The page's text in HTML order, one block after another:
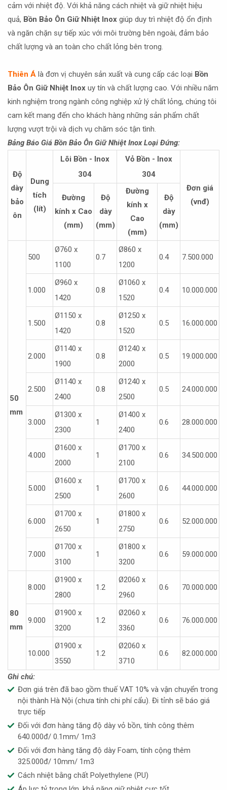
cảm với nhiệt độ. Với khả năng cách nhiệt và giữ nhiệt hiệu
quả, Bồn Bảo Ôn Giữ Nhiệt Inox giúp duy trì nhiệt độ ổn định
và ngăn chặn sự tiếp xúc với môi trường bên ngoài, đảm bảo
chất lượng và an toàn cho chất lỏng bên trong.
Thiên Á là đơn vị chuyên sản xuất và cung cấp các loại Bồn
Bảo Ôn Giữ Nhiệt Inox uy tín và chất lượng cao. Với nhiều năm
kinh nghiệm trong ngành công nghiệp xử lý chất lỏng, chúng tôi
cam kết mang đến cho khách hàng những sản phẩm chất
lượng vượt trội và dịch vụ chăm sóc tận tình.
Bảng Báo Giá Bồn Bảo Ôn Giữ Nhiệt Inox Loại Đứng:
Độ
dày
bảo
ôn
Dung
tích
(lít)
Lõi Bồn - Inox
304
Vỏ Bồn - Inox
304
Đơn giá
(vnđ)
Đường
kính x Cao
(mm)
Độ
dày
(mm)
Đường
kính x
Cao
(mm)
Độ
dày
(mm)
50
mm
500
Ø760 x
1100
0.7
Ø860 x
1200
0.4 7.500.000
1.000
Ø960 x
1420
0.8
Ø1060 x
1520
0.4 10.000.000
1.500
Ø1150 x
1420
0.8
Ø1250 x
1520
0.5 16.000.000
2.000
Ø1140 x
1900
0.8
Ø1240 x
2000
0.5 19.000.000
2.500
Ø1140 x
2400
0.8
Ø1240 x
2500
0.5 24.000.000
3.000
Ø1300 x
2300
1
Ø1400 x
2400
0.6 28.000.000
4.000
Ø1600 x
2000
1
Ø1700 x
2100
0.6 34.500.000
5.000
Ø1600 x
2500
1
Ø1700 x
2600
0.6 44.000.000
6.000
Ø1700 x
2650
1
Ø1800 x
2750
0.6 52.000.000
7.000
Ø1700 x
3100
1
Ø1800 x
3200
0.6 59.000.000
80
mm
8.000
Ø1900 x
2800
1.2
Ø2060 x
2960
0.6 70.000.000
9.000
Ø1900 x
3200
1.2
Ø2060 x
3360
0.6 76.000.000
10.000
Ø1900 x
3550
1.2
Ø2060 x
3710
0.6 82.000.000
Ghi chú:
Đơn giá trên đã bao gồm thuế VAT 10% và vận chuyển trong
nội thành Hà Nội (chưa tính chi phí cẩu). Đi tỉnh sẽ báo giá
trực tiếp
Đối với đơn hàng tăng độ dày vỏ bồn, tính công thêm
640.000đ/ 0.1mm/ 1m3
Đối với đơn hàng tăng độ dày Foam, tính cộng thêm
325.000đ/ 10mm/ 1m3
Cách nhiệt bằng chất Polyethylene (PU)